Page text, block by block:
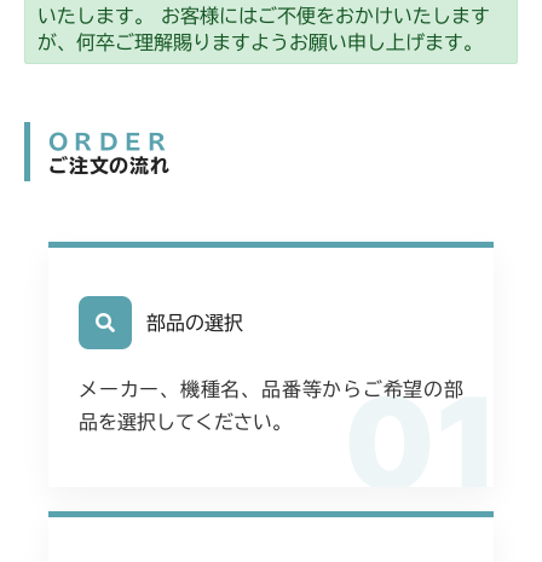
ミッション FIG10 刈刃軸
CMX2508YC/YCS
いたします。 お客様にはご不便をおかけいたします
が、何卒ご理解賜りますようお願い申し上げます。
ORDER
ご注文の流れ
01
部品の選択
メーカー、機種名、品番等からご希望の部
品を選択してください。